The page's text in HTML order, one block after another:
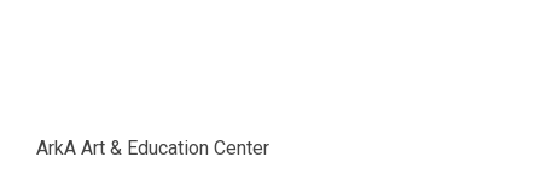
ArkA Art & Education Center